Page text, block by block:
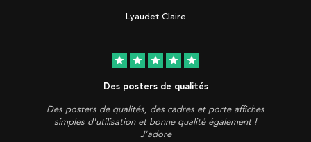
Lyaudet Claire
star star star star star
Des posters de qualités
Des posters de qualités, des cadres et porte affiches
simples d'utilisation et bonne qualité également !
J'adore